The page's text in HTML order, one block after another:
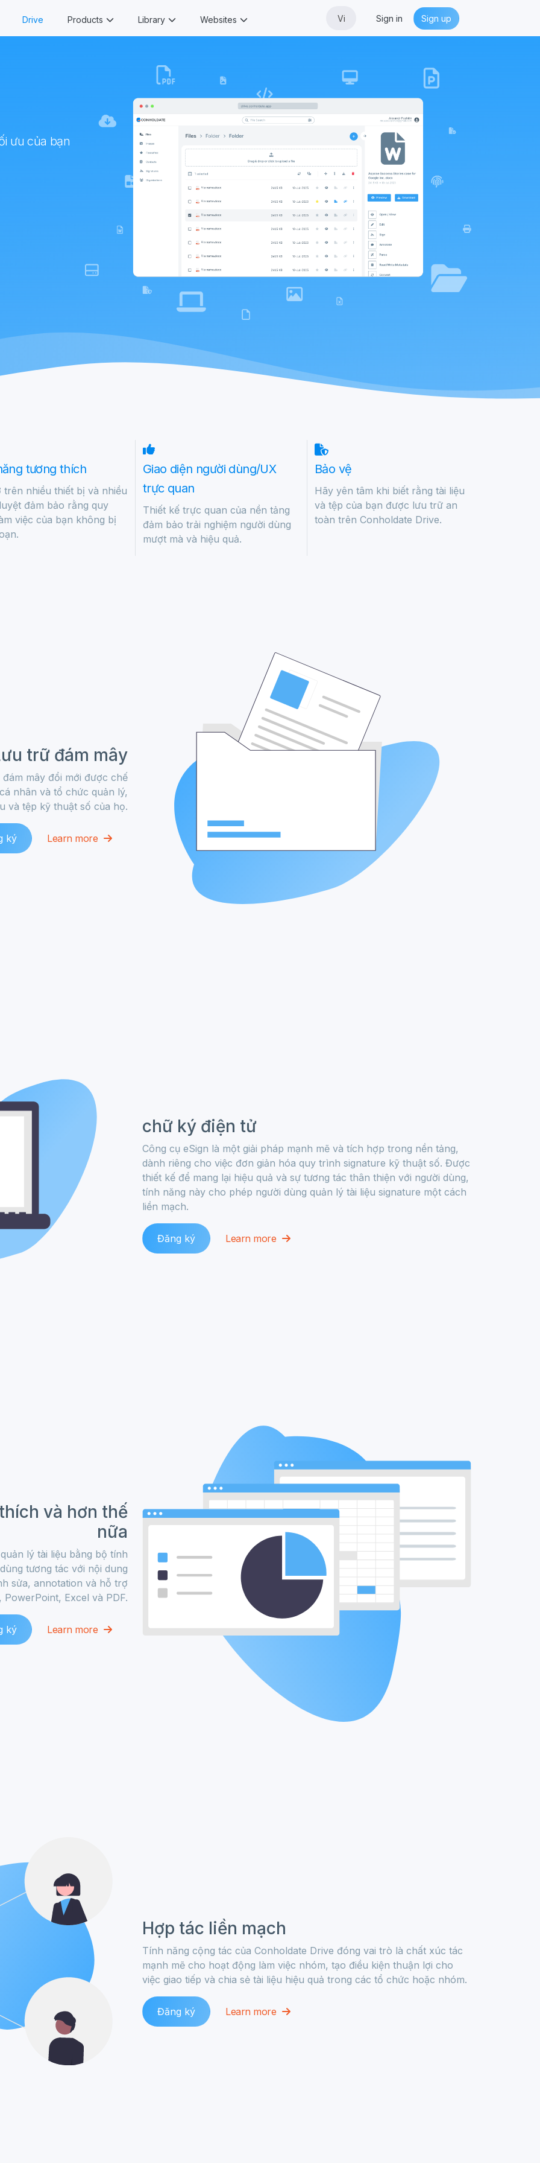
Drive Products Library Websites Vi Sign in Sign up
ưu của bạn
tương thích
trên nhiều thiết bị và nhiều
đảm bảo rằng quy
việc của bạn không bị
Giao diện người dùng/UX
trực quan
Thiết kế trực quan của nền tảng
đảm bảo trải nghiệm người dùng
mượt mà và hiệu quả.
Bảo vệ
Hãy yên tâm khi biết rằng tài liệu
và tệp của bạn được lưu trữ an
toàn trên Conholdate Drive.
trữ đám mây
mây đổi mới được chế
nhân và tổ chức quản lý,
và tệp kỹ thuật số của họ.
ký Learn more
chữ ký điện tử
Công cụ eSign là một giải pháp mạnh mẽ và tích hợp trong nền tảng,
dành riêng cho việc đơn giản hóa quy trình signature kỹ thuật số. Được
thiết kế để mang lại hiệu quả và sự tương tác thân thiện với người dùng,
tính năng này cho phép người dùng quản lý tài liệu signature một cách
liền mạch.
Đăng ký Learn more
và hơn thế
nữa
lý tài liệu bằng bộ tính
tương tác với nội dung
sửa, annotation và hỗ trợ
Excel và PDF.
ký Learn more
Hợp tác liền mạch
Tính năng cộng tác của Conholdate Drive đóng vai trò là chất xúc tác
mạnh mẽ cho hoạt động làm việc nhóm, tạo điều kiện thuận lợi cho
việc giao tiếp và chia sẻ tài liệu hiệu quả trong các tổ chức hoặc nhóm.
Đăng ký Learn more